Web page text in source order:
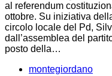
al referendum
ottobre. Su iniziativa
circolo locale del Pd,
dall’assemblea del
posto della…
montegiordano